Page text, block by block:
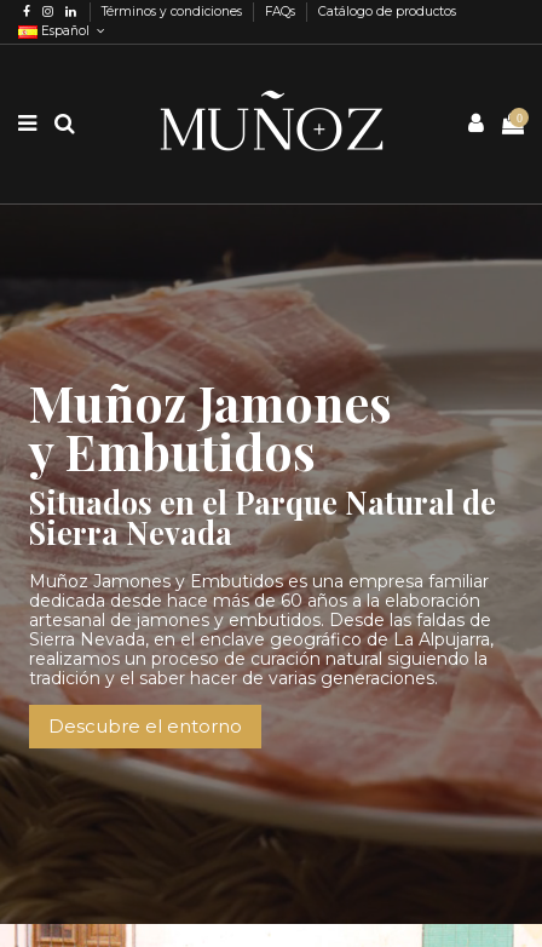
Términos y condiciones FAQs
Catálogo de productos
Español
0
Muñoz Jamones
y Embutidos
Situados en el Parque Natural de
Sierra Nevada
Muñoz Jamones y Embutidos es una empresa familiar
dedicada desde hace más de 60 años a la elaboración
artesanal de jamones y embutidos. Desde las faldas de
Sierra Nevada, en el enclave geográfico de La Alpujarra,
realizamos un proceso de curación natural siguiendo la
tradición y el saber hacer de varias generaciones.
Descubre el entorno